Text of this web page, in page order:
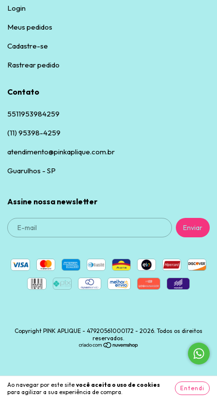
Ao navegar por este site você aceita o uso de cookies
para agilizar a sua experiência de compra.
Entendi
Login
Meus pedidos
Cadastre-se
Rastrear pedido
Contato
5511953984259
(11) 95398-4259
atendimento@pinkaplique.com.br
Guarulhos - SP
Assine nossa newsletter
Copyright PINK APLIQUE - 47920561000172 - 2026. Todos os direitos
reservados.
.